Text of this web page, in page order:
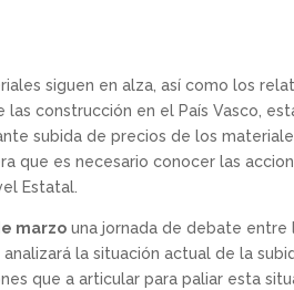
siguen en alza, así como los
construcción en el País Vasco,
subida de precios de los
que es necesario conocer las
Estatal.
marzo una jornada de debate
la situación actual de la
que a articular para paliar esta